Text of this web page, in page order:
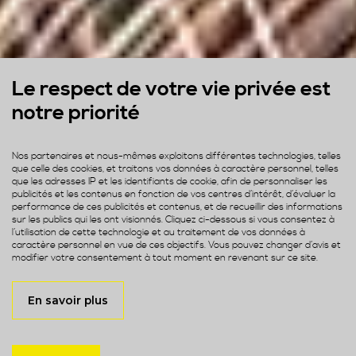
Le respect de votre vie privée est
notre priorité
Nos partenaires et nous-mêmes exploitons différentes technologies, telles
que celle des cookies, et traitons vos données à caractère personnel, telles
que les adresses IP et les identifiants de cookie, afin de personnaliser les
publicités et les contenus en fonction de vos centres d’intérêt, d’évaluer la
performance de ces publicités et contenus, et de recueillir des informations
sur les publics qui les ont visionnés. Cliquez ci-dessous si vous consentez à
l’utilisation de cette technologie et au traitement de vos données à
caractère personnel en vue de ces objectifs. Vous pouvez changer d’avis et
modifier votre consentement à tout moment en revenant sur ce site.
En savoir plus